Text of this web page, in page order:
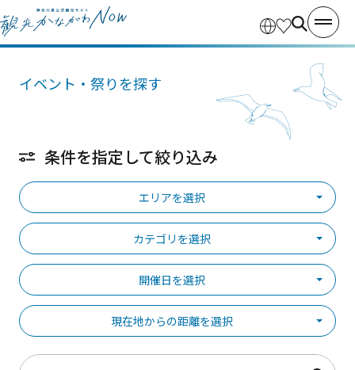
イベント・祭りを探す
条件を指定して絞り込み
エリアを選択
カテゴリを選択
開催日を選択
現在地からの距離を選択